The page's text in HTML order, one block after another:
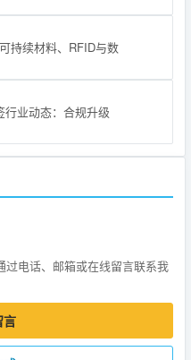
持续材料、RFID与数
行业动态：合规升级
过电话、邮箱或在线留言联系我
言